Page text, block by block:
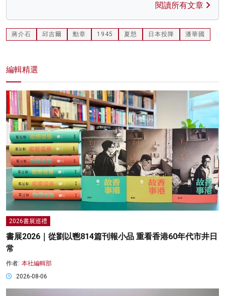
閱讀所有文章
蔣介石 邱吉爾 勳章 1945 夏慤 日本投降 潘華國
編輯精選
2026書展巡禮
書展2026｜從劉以鬯814篇刊報小品 重看香港60年代市井日
常
作者: 本社編輯部
2026-08-06